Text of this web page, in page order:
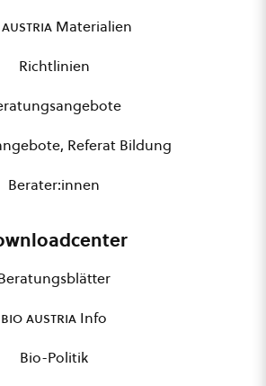
Materialien
Richtlinien
Referat Bildung
Berater:innen
bio austria Info
Bio-Politik